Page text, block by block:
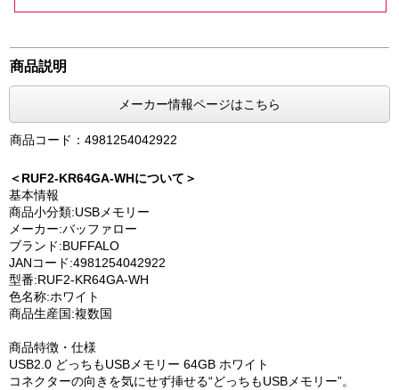
商品説明
メーカー情報ページはこちら
商品コード：4981254042922
＜RUF2-KR64GA-WHについて＞
基本情報
商品小分類:USBメモリー
メーカー:バッファロー
ブランド:BUFFALO
JANコード:4981254042922
型番:RUF2-KR64GA-WH
色名称:ホワイト
商品生産国:複数国
商品特徴・仕様
USB2.0 どっちもUSBメモリー 64GB ホワイト
コネクターの向きを気にせず挿せる“どっちもUSBメモリー”。